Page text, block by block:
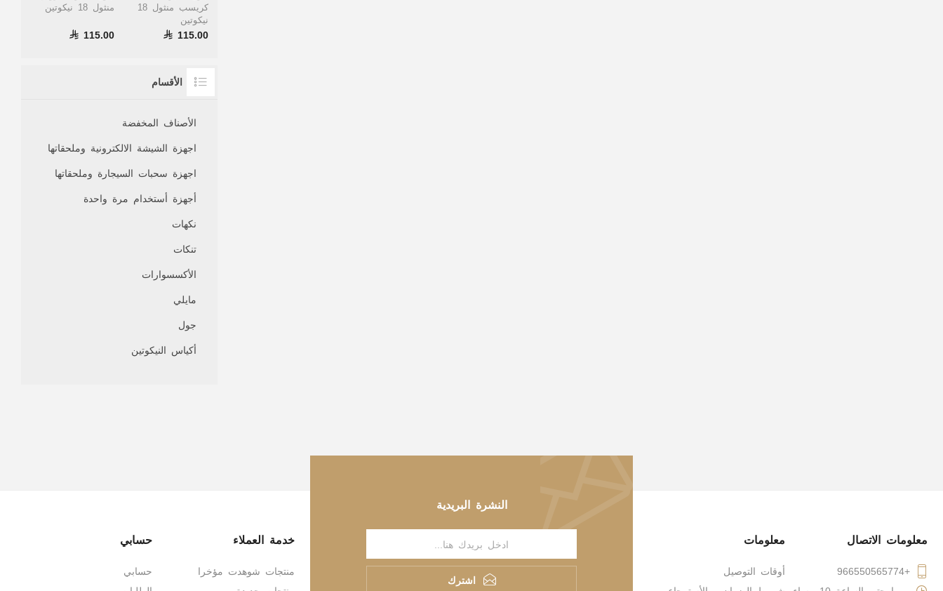
كريسب منثول 18
نيكوتين
115.00
منثول 18 نيكوتين
115.00
الأقسام
الأصناف المخفضة
اجهزة الشيشة الالكترونية وملحقاتها
اجهزة سحبات السيجارة وملحقاتها
أجهزة أستخدام مرة واحدة
نكهات
تنكات
الأكسسوارات
مايلي
جول
أكياس النيكوتين
النشرة البريدية
اشترك
معلومات الاتصال
+966550565774
معلومات
أوقات التوصيل
خدمة العملاء
منتجات شوهدت مؤخرا
حسابي
حسابي